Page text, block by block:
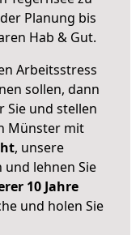
Planung bis
Hab & Gut.
Arbeitsstress
sollen, dann
Sie und stellen
Münster mit
, unsere
und lehnen Sie
10 Jahre
und holen Sie